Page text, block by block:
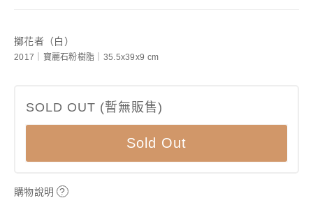
擲花者（白）
2017｜寶麗石粉樹脂｜35.5x39x9 cm
SOLD OUT (暫無販售)
Sold Out
購物說明 ?